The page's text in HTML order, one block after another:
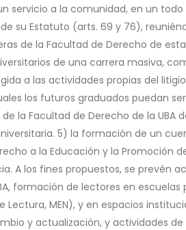
servicio a la comunidad, en un
su Estatuto (arts. 69 y 76),
de la Facultad de Derecho de
de una carrera masiva,
a las actividades propias del
los futuros graduados puedan
la Facultad de Derecho de la
5) la formación de un
a la Educación y la Promoción
A los fines propuestos, se prevén
formación de lectores en
MEN), y en espacios
y actualización, y actividades